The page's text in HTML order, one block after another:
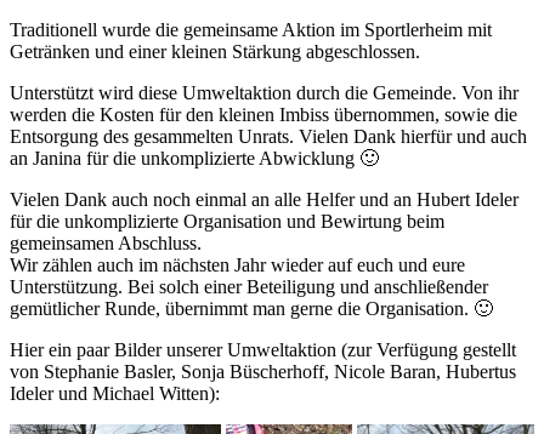
Traditionell wurde die gemeinsame Aktion im Sportlerheim mit
Getränken und einer kleinen Stärkung abgeschlossen.
Unterstützt wird diese Umweltaktion durch die Gemeinde. Von ihr
werden die Kosten für den kleinen Imbiss übernommen, sowie die
Entsorgung des gesammelten Unrats. Vielen Dank hierfür und auch
an Janina für die unkomplizierte Abwicklung 🙂
Vielen Dank auch noch einmal an alle Helfer und an Hubert Ideler
für die unkomplizierte Organisation und Bewirtung beim
gemeinsamen Abschluss.
Wir zählen auch im nächsten Jahr wieder auf euch und eure
Unterstützung. Bei solch einer Beteiligung und anschließender
gemütlicher Runde, übernimmt man gerne die Organisation. 🙂
Hier ein paar Bilder unserer Umweltaktion (zur Verfügung gestellt
von Stephanie Basler, Sonja Büscherhoff, Nicole Baran, Hubertus
Ideler und Michael Witten):